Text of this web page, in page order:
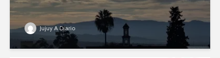
Jujuy A Diario